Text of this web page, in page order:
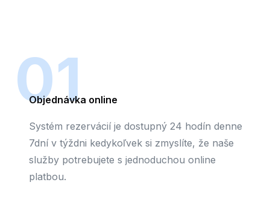
01
Objednávka online
Systém rezervácií je dostupný 24 hodín denne
7dní v týždni kedykoľvek si zmyslíte, že naše
služby potrebujete s jednoduchou online
platbou.